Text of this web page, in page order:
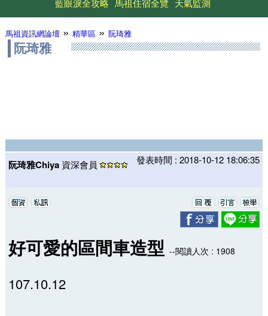
藍眼淚全攻略 馬祖住宿全覽 天氣監測
馬祖資訊網論壇» 精華區» 阮琦雅
阮琦雅
阮琦雅Chiya 資深會員 發表時間 : 2018-10-12 18:06:35
好可愛的區間車造型 --閱讀人次 : 1908
107.10.12